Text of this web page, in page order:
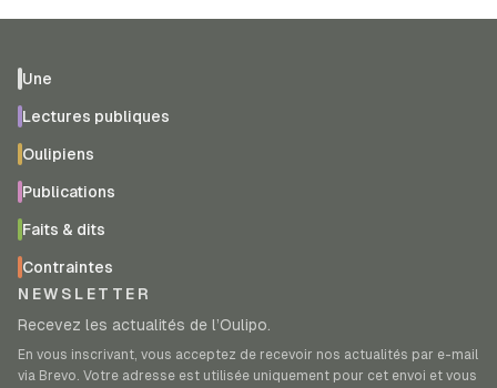
Une
Lectures publiques
Oulipiens
Publications
Faits & dits
Contraintes
NEWSLETTER
Recevez les actualités de l’Oulipo.
En vous inscrivant, vous acceptez de recevoir nos actualités par e-mail
via Brevo. Votre adresse est utilisée uniquement pour cet envoi et vous